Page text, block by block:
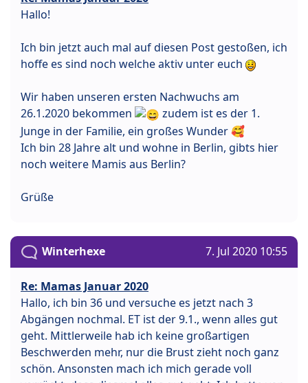
Hallo!
Ich bin jetzt auch mal auf diesen Post gestoßen, ich
hoffe es sind noch welche aktiv unter euch
Wir haben unseren ersten Nachwuchs am
26.1.2020 bekommen
zudem ist es der 1.
Junge in der Familie, ein großes Wunder 🥰
Ich bin 28 Jahre alt und wohne in Berlin, gibts hier
noch weitere Mamis aus Berlin?
Grüße
Winterhexe 7. Jul 2020 10:55
Re: Mamas Januar 2020
Hallo, ich bin 36 und versuche es jetzt nach 3
Abgängen nochmal. ET ist der 9.1., wenn alles gut
geht. Mittlerweile hab ich keine großartigen
Beschwerden mehr, nur die Brust zieht noch ganz
schön. Ansonsten mach ich mich gerade voll